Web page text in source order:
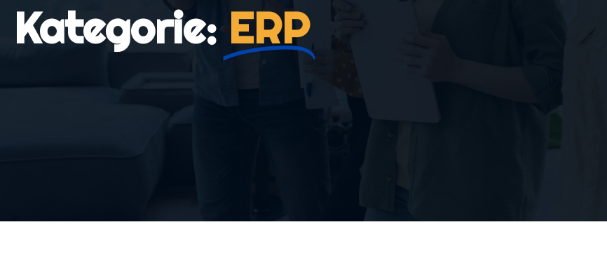
Kategorie: ERP